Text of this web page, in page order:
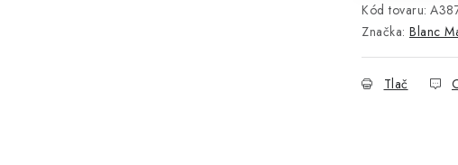
Kód tovaru:
Značka: Blanc
Tlač